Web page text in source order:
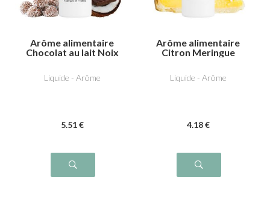
Arôme alimentaire
Chocolat au lait Noix
Liquide - Arôme
5.51 €
Arôme alimentaire
Citron Meringue
Liquide - Arôme
4.18 €